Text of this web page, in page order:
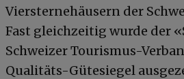
Viersternehäusern der
Fast gleichzeitig wurde der
Schweizer Tourismus-
Qualitäts-Gütesiegel